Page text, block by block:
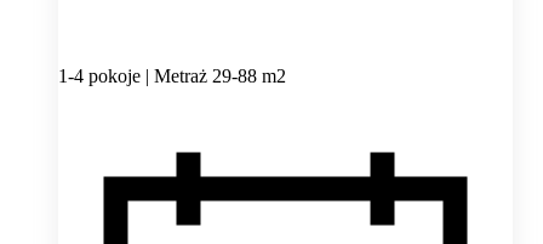
1-4 pokoje | Metraż 29-88 m2